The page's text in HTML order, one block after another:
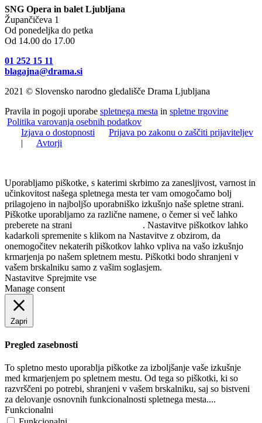
SNG Opera in balet Ljubljana
Župančičeva 1
Od ponedeljka do petka
Od 14.00 do 17.00
01 252 15 11
blagajna@drama.si
2021 © Slovensko narodno gledališče Drama Ljubljana
Pravila in pogoji uporabe spletnega mesta in spletne trgovine
Politika varovanja osebnih podatkov
Izjava o dostopnosti
Prijava po zakonu o zaščiti prijaviteljev
|
Avtorji
Uporabljamo piškotke, s katerimi skrbimo za zanesljivost, varnost in
učinkovitost našega spletnega mesta ter vam omogočamo bolj
prilagojeno in najboljšo uporabniško izkušnjo naše spletne strani.
Piškotke uporabljamo za različne namene, o čemer si več lahko
preberete na strani
. Nastavitve piškotkov lahko
kadarkoli spremenite s klikom na Nastavitve z obzirom, da
onemogočitev nekaterih piškotkov lahko vpliva na vašo izkušnjo
krmarjenja po našem spletnem mestu. Piškotki bodo shranjeni v
vašem brskalniku samo z vašim soglasjem.
Nastavitve Sprejmite vse
Manage consent
Zapri
Pregled zasebnosti
To spletno mesto uporablja piškotke za izboljšanje vaše izkušnje
med krmarjenjem po spletnem mestu. Od tega so piškotki, ki so
razvrščeni po potrebi, shranjeni v vašem brskalniku, saj so bistveni
za delovanje osnovnih funkcionalnosti spletnega mesta....
Funkcionalni